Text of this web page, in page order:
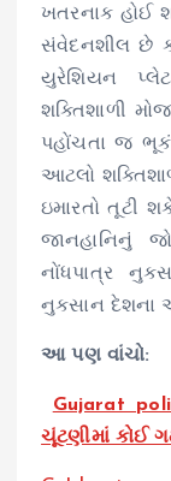
ખતરનાક હોઈ
સંવેદનશીલ છે
યુરેશિયન
શક્તિશાળી
પહોંચતા જ
આટલો
ઇમારતો તૂટી
જાનહાનિનું
નોંધપાત્ર
નુકસાન દેશના
આ પણ વાંચો:
Gujarat
ચૂંટણીમાં કોઈ